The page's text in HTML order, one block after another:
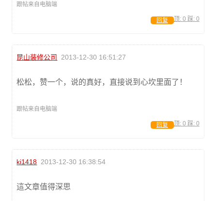
跟帖来自电脑端
顶: 0 踩: 0
回复
昆山装修公司 2013-12-30 16:51:27
松松，赞一个，说的真好，直接说到心坎里面了！
跟帖来自电脑端
顶: 0 踩: 0
回复
ki1418 2013-12-30 16:38:54
這文章值得深思